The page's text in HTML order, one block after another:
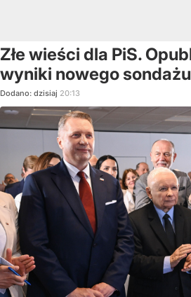
Złe wieści dla PiS.
wyniki nowego sondażu
Dodano: dzisiaj 20:13